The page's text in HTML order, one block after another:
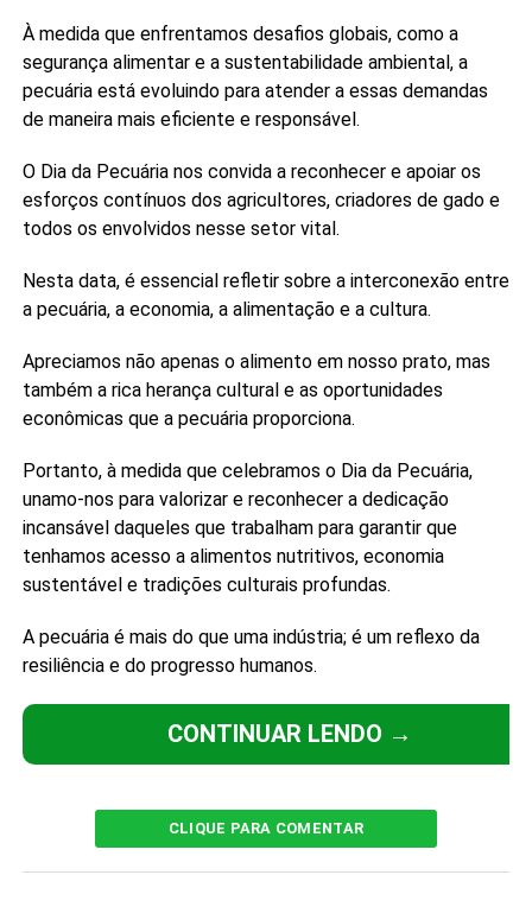
À medida que enfrentamos desafios globais, como a
segurança alimentar e a sustentabilidade ambiental, a
pecuária está evoluindo para atender a essas demandas
de maneira mais eficiente e responsável.
O Dia da Pecuária nos convida a reconhecer e apoiar os
esforços contínuos dos agricultores, criadores de gado e
todos os envolvidos nesse setor vital.
Nesta data, é essencial refletir sobre a interconexão entre
a pecuária, a economia, a alimentação e a cultura.
Apreciamos não apenas o alimento em nosso prato, mas
também a rica herança cultural e as oportunidades
econômicas que a pecuária proporciona.
Portanto, à medida que celebramos o Dia da Pecuária,
unamo-nos para valorizar e reconhecer a dedicação
incansável daqueles que trabalham para garantir que
tenhamos acesso a alimentos nutritivos, economia
sustentável e tradições culturais profundas.
A pecuária é mais do que uma indústria; é um reflexo da
resiliência e do progresso humanos.
CONTINUAR LENDO →
CLIQUE PARA COMENTAR